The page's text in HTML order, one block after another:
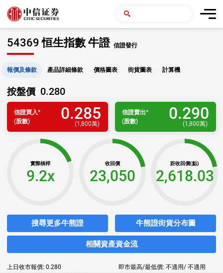
54369 恒生指數 牛證 信證發行
報價及條款 產品詳細條款 價格圖表 街貨圖表 計算機
按盤價 0.280
信證買入*
(股數)
0.285
(1,800萬)
信證賣出*
(股數)
0.290
(1,800萬)
實際槓桿
9.2x
收回價
23,050
距收回價(點)
2,618.03
搜尋更多牛熊證 牛熊證街貨分布圖
相關資產資金流
上日收市報價: 0.280 即市最高/最低價: 不適用/ 不適用